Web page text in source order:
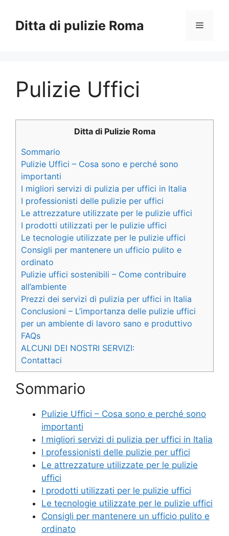
contenuto
Ditta di pulizie Roma Menu
Pulizie Uffici
Ditta di Pulizie Roma
Sommario
Pulizie Uffici – Cosa sono e perché sono
importanti
I migliori servizi di pulizia per uffici in Italia
I professionisti delle pulizie per uffici
Le attrezzature utilizzate per le pulizie uffici
I prodotti utilizzati per le pulizie uffici
Le tecnologie utilizzate per le pulizie uffici
Consigli per mantenere un ufficio pulito e
ordinato
Pulizie uffici sostenibili – Come contribuire
all’ambiente
Prezzi dei servizi di pulizia per uffici in Italia
Conclusioni – L’importanza delle pulizie uffici
per un ambiente di lavoro sano e produttivo
FAQs
ALCUNI DEI NOSTRI SERVIZI:
Contattaci
Sommario
Pulizie Uffici – Cosa sono e perché sono
importanti
I migliori servizi di pulizia per uffici in Italia
I professionisti delle pulizie per uffici
Le attrezzature utilizzate per le pulizie
uffici
I prodotti utilizzati per le pulizie uffici
Le tecnologie utilizzate per le pulizie uffici
Consigli per mantenere un ufficio pulito e
ordinato